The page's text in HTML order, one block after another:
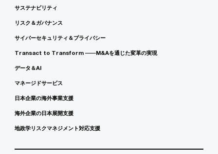
サステナビリティ
リスク＆ガバナンス
サイバーセキュリティ＆プライバシー
Transact to Transform ――M&Aを通じた変革の実現
データ＆AI
マネージドサービス
日本企業の海外事業支援
海外企業の日本展開支援
地政学リスクマネジメント対応支援